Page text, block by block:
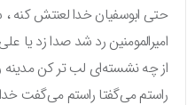
حتی ابوسفیان خدا لعنتش کنه ،
امیرالمومنین رد شد صدا زد یا علی
از چه نشسته‌ای لب تر کن مدینه رو
راستم می‌گفتا راستم می‌گفت خدا